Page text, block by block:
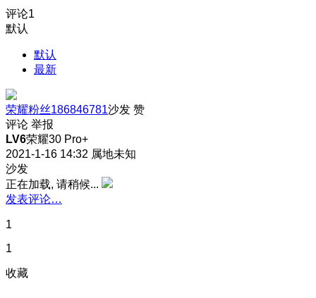
评论1
默认
默认
最新
荣耀粉丝186846781沙发 赞
评论 举报
LV6荣耀30 Pro+
2021-1-16 14:32 属地未知
沙发
正在加载, 请稍候...
发表评论…
1
1
收藏